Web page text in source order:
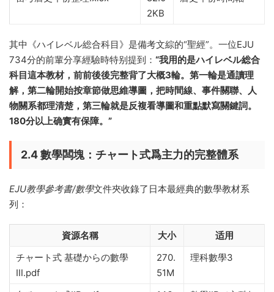
2KB
其中《ハイレベル総合科目》是備考文綜的“聖經”。一位EJU
734分的前輩分享經驗時特别提到： “我用的是ハイレベル総合
科目這本教材，前前後後完整背了大概3輪。第一輪是通讀理
解，第二輪開始按章節做思維導圖，把時間線、事件關聯、人
物關系都理清楚，第三輪就是反複看導圖和重點默寫關鍵詞。
180分以上确實有保障。”
2.4 數學闆塊：チャート式爲主力的完整體系
EJU教學參考書/數學文件夾收錄了日本最經典的數學教材系
列：
資源名稱 大小
适用
チャート式 基礎からの數學
Ⅲ.pdf
270.
51M
理科數學3